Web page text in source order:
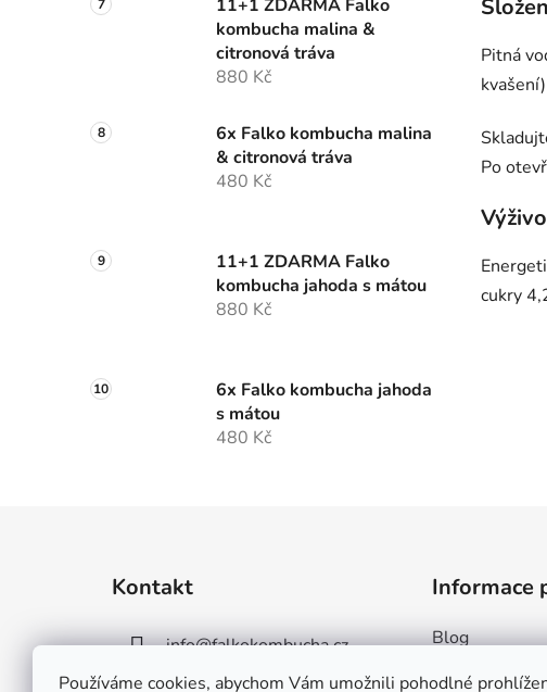
Používáme cookies, abychom Vám umožnili pohodlné
11+1 ZDARMA Falko
kombucha malina &
citronová tráva
880 Kč
6x Falko kombucha malina
& citronová tráva
480 Kč
11+1 ZDARMA Falko
kombucha jahoda s mátou
880 Kč
6x Falko kombucha jahoda
s mátou
480 Kč
Pitná
kvašení)
Po
cukry
Kontakt
info@falkokombucha.cz
Informace
Blog
Cena za